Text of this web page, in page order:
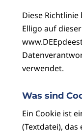
Diese
Elligo auf
verwendet.
Was sind
Ein Cookie ist
(Textdatei), das